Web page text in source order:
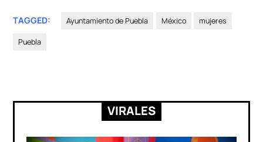
TAGGED: Ayuntamiento de Puebla México mujeres
Puebla
VIRALES